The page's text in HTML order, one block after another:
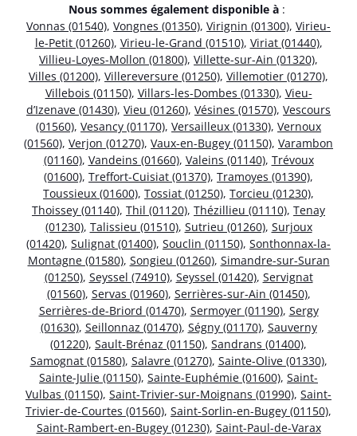
Nous sommes également disponible à :
Vonnas (01540), Vongnes (01350), Virignin (01300), Virieu-
le-Petit (01260), Virieu-le-Grand (01510), Viriat (01440),
Villieu-Loyes-Mollon (01800), Villette-sur-Ain (01320),
Villes (01200), Villereversure (01250), Villemotier (01270),
Villebois (01150), Villars-les-Dombes (01330), Vieu-
d’Izenave (01430), Vieu (01260), Vésines (01570), Vescours
(01560), Vesancy (01170), Versailleux (01330), Vernoux
(01560), Verjon (01270), Vaux-en-Bugey (01150), Varambon
(01160), Vandeins (01660), Valeins (01140), Trévoux
(01600), Treffort-Cuisiat (01370), Tramoyes (01390),
Toussieux (01600), Tossiat (01250), Torcieu (01230),
Thoissey (01140), Thil (01120), Thézillieu (01110), Tenay
(01230), Talissieu (01510), Sutrieu (01260), Surjoux
(01420), Sulignat (01400), Souclin (01150), Sonthonnax-la-
Montagne (01580), Songieu (01260), Simandre-sur-Suran
(01250), Seyssel (74910), Seyssel (01420), Servignat
(01560), Servas (01960), Serrières-sur-Ain (01450),
Serrières-de-Briord (01470), Sermoyer (01190), Sergy
(01630), Seillonnaz (01470), Ségny (01170), Sauverny
(01220), Sault-Brénaz (01150), Sandrans (01400),
Samognat (01580), Salavre (01270), Sainte-Olive (01330),
Sainte-Julie (01150), Sainte-Euphémie (01600), Saint-
Vulbas (01150), Saint-Trivier-sur-Moignans (01990), Saint-
Trivier-de-Courtes (01560), Saint-Sorlin-en-Bugey (01150),
Saint-Rambert-en-Bugey (01230), Saint-Paul-de-Varax